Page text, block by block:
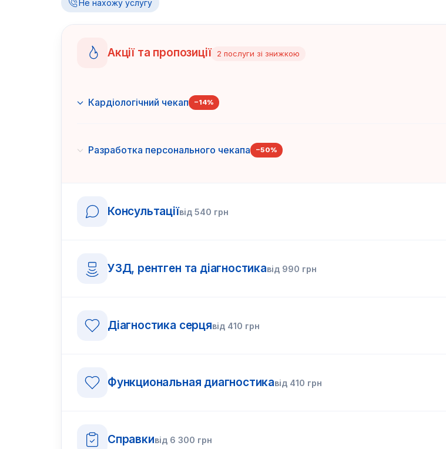
Не нахожу услугу
Акції та пропозиції 2 послуги зі знижкою
Кардіологічний чекап −14%
Разработка персонального чекапа −50%
Консультаціївід 540 грн
УЗД, рентген та діагностикавід 990 грн
Діагностика серцявід 410 грн
Функциональная диагностикавід 410 грн
Справкивід 6 300 грн